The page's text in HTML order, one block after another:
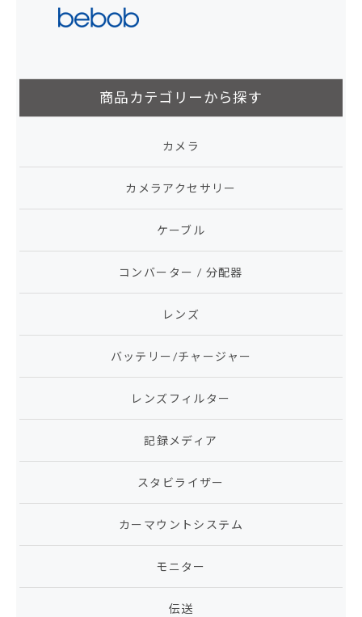
商品カテゴリーから探す
カメラ
カメラアクセサリー
ケーブル
コンバーター / 分配器
レンズ
バッテリー/チャージャー
レンズフィルター
記録メディア
スタビライザー
カーマウントシステム
モニター
伝送